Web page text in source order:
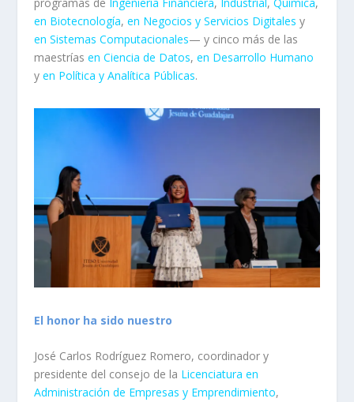
en Biotecnología, en Negocios y Servicios Digitales y
en Sistemas Computacionales— y cinco más de las
maestrías en Ciencia de Datos, en Desarrollo Humano
y en Política y Analítica Públicas.
El honor ha sido nuestro
José Carlos Rodríguez Romero, coordinador y
presidente del consejo de la Licenciatura en
Administración de Empresas y Emprendimiento,